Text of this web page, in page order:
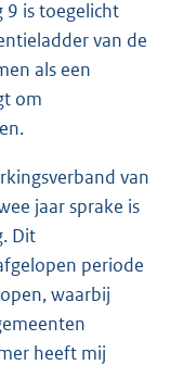
9 is toegelicht
van de
als een
om
van
jaar sprake is
Dit
periode
waarbij
heeft mij